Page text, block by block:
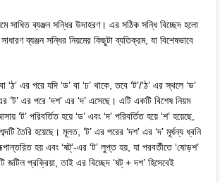
সাধিত ব্যঞ্জন সন্ধির উদাহরণ। এর সঠিক সন্ধি বিচ্ছেদ হলো
ব্যঞ্জন সন্ধির নিয়মের কিছুটা ব্যতিক্রম, যা বিশেষভাবে
‘ঠ’ এর পরে যদি ‘ড’ বা ‘ঢ’ থাকে, তবে ‘ট’/‘ঠ’ এর স্থলে ‘ড’
‘ট’ এর পরে ‘দশ’ এর ‘দ’ এসেছে। এটি একটি বিশেষ নিয়ম
‘ট’ পরিবর্তিত হয়ে ‘ড’ এবং ‘দ’ পরিবর্তিত হয়ে ‘শ’ হয়েছে,
তৈরি হয়েছে। মূলত, ‘ট’ এর পরের ‘দশ’ এর ‘দ’ মূর্ধন্য ধ্বনি
হয় এবং ‘ষট্’-এর ‘ট’ লুপ্ত হয়, যা পরবর্তীতে ‘ষোড়শ’
প্রক্রিয়া, তাই এর বিচ্ছেদ ‘ষট্ + দশ’ হিসেবেই